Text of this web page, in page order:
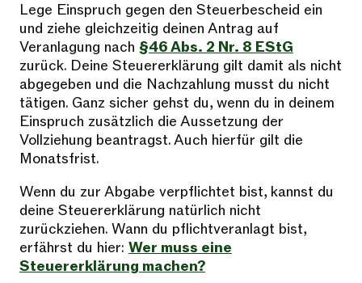
Lege Einspruch gegen den Steuerbescheid ein
und ziehe gleichzeitig deinen Antrag auf
Veranlagung nach §46 Abs. 2 Nr. 8 EStG
zurück. Deine Steuererklärung gilt damit als nicht
abgegeben und die Nachzahlung musst du nicht
tätigen. Ganz sicher gehst du, wenn du in deinem
Einspruch zusätzlich die Aussetzung der
Vollziehung beantragst. Auch hierfür gilt die
Monatsfrist.
Wenn du zur Abgabe verpflichtet bist, kannst du
deine Steuererklärung natürlich nicht
zurückziehen. Wann du pflichtveranlagt bist,
erfährst du hier: Wer muss eine
Steuererklärung machen?